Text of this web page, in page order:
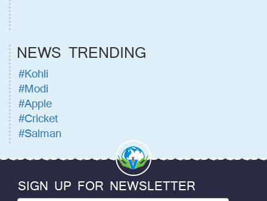
NEWS TRENDING
#Kohli
#Modi
#Apple
#Cricket
#Salman
SIGN UP FOR NEWSLETTER